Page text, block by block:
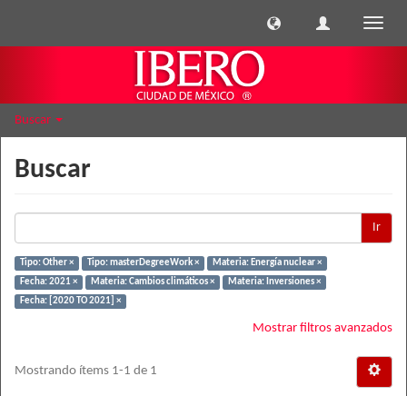
Buscar
Buscar
Ir
Tipo: Other × Tipo: masterDegreeWork ×
Materia: Energía nuclear ×
Fecha: 2021 ×
Materia: Cambios climáticos ×
Materia: Inversiones ×
Fecha: [2020 TO 2021] ×
Mostrar filtros avanzados
Mostrando ítems 1-1 de 1